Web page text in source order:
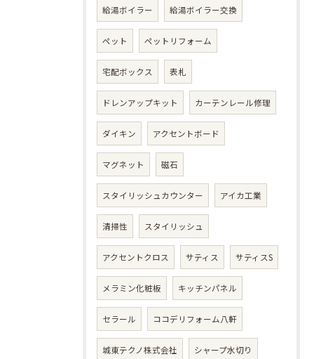
給湯ボイラー 給湯ボイラー交換
ペット ペットリフォーム
宅配ボックス 表札
ドレンアップキット カーテンレール修理
ダイキン アクセントボード
マグネット 磁石
スタイリッシュカウンター アイカ工業
清掃性 スタイリッシュ
アクセントクロス サティス サティスS
メラミン化粧板 キッチンパネル
セラール ココデリフォーム八軒
城東テクノ株式会社 シャープ水切り